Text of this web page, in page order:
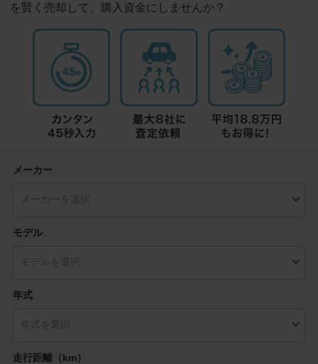
を賢く売却して、購入資金にしませんか？
メーカー
モデル
年式
走行距離（km）